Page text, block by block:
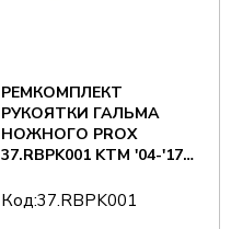
РЕМКОМПЛЕКТ
РУКОЯТКИ ГАЛЬМА
НОЖНОГО PROX
37.RBPK001 KTM '04-'17
Код:37.RBPK001